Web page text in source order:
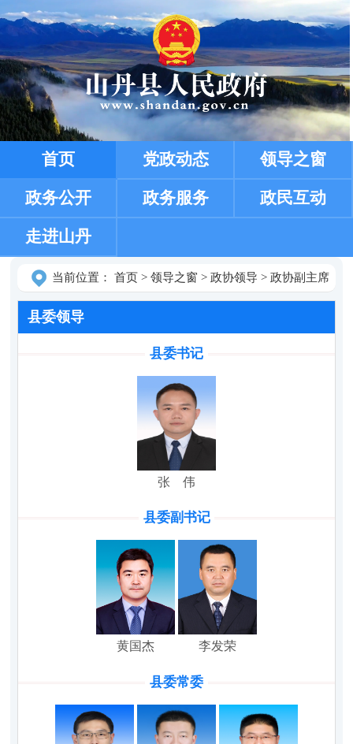
首页 党政动态 领导之窗
政务公开 政务服务 政民互动
走进山丹
当前位置： 首页> 领导之窗 > 政协领导 > 政协副主席
县委领导
县委书记
张 伟
县委副书记
黄国杰 李发荣
县委常委